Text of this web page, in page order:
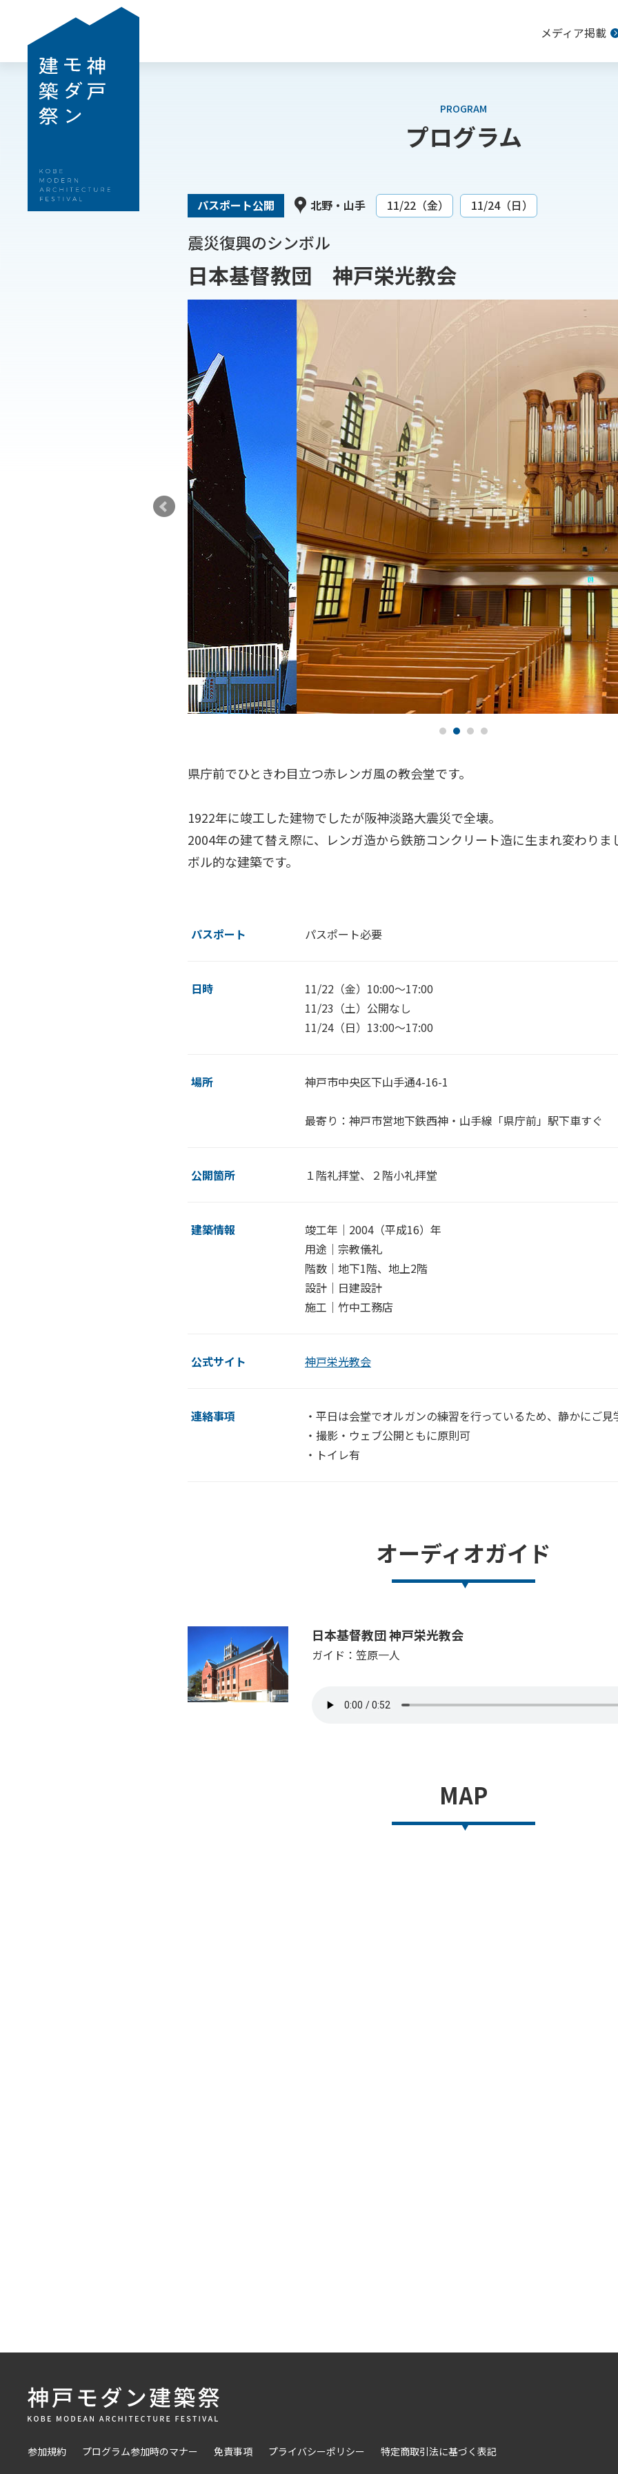
メディア掲載
PROGRAM
プログラム
パスポート公開 北野・山手 11/22（金） 11/24（日）
震災復興のシンボル
日本基督教団 神戸栄光教会
県庁前でひときわ目立つ赤レンガ風の教会堂です。
1922年に竣工した建物でしたが阪神淡路大震災で全壊。
2004年の建て替え際に、レンガ造から鉄筋コンクリート造に生まれ変わりま
ボル的な建築です。
パスポート パスポート必要
日時
11/22（金）10:00～17:00
11/23（土）公開なし
11/24（日）13:00～17:00
場所 神戸市中央区下山手通4-16-1
最寄り：神戸市営地下鉄西神・山手線「県庁前」駅下車すぐ
公開箇所 １階礼拝堂、２階小礼拝堂
建築情報
竣工年｜2004（平成16）年
用途｜宗教儀礼
階数｜地下1階、地上2階
設計｜日建設計
施工｜竹中工務店
公式サイト 神戸栄光教会
連絡事項
・平日は会堂でオルガンの練習を行っているため、静かにご見
・撮影・ウェブ公開ともに原則可
・トイレ有
オーディオガイド
日本基督教団 神戸栄光教会
ガイド：笠原一人
MAP
参加規約 プログラム参加時のマナー 免責事項 プライバシーポリシー 特定商取引法に基づく表記